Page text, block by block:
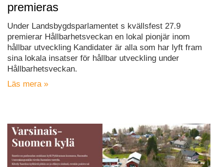
premieras
Under Landsbygdsparlamentet s kvällsfest 27.9
premierar Hållbarhetsveckan en lokal pionjär inom
hållbar utveckling Kandidater är alla som har lyft fram
sina lokala insatser för hållbar utveckling under
Hållbarhetsveckan.
Läs mera »